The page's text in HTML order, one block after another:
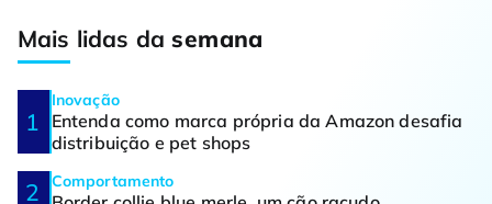
Mais lidas dasemana
Inovação
Entenda como marca própria da Amazon desafia
distribuição e pet shops
Comportamento